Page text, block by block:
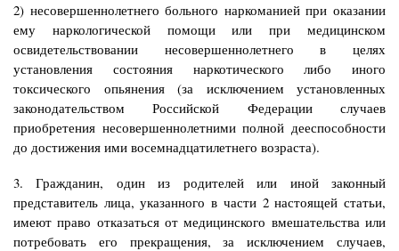
2) несовершеннолетнего больного наркоманией при оказании
ему наркологической помощи или при медицинском
освидетельствовании несовершеннолетнего в целях
установления состояния наркотического либо иного
токсического опьянения (за исключением установленных
законодательством Российской Федерации случаев
приобретения несовершеннолетними полной дееспособности
до достижения ими восемнадцатилетнего возраста).
3. Гражданин, один из родителей или иной законный
представитель лица, указанного в части 2 настоящей статьи,
имеют право отказаться от медицинского вмешательства или
потребовать его прекращения, за исключением случаев,